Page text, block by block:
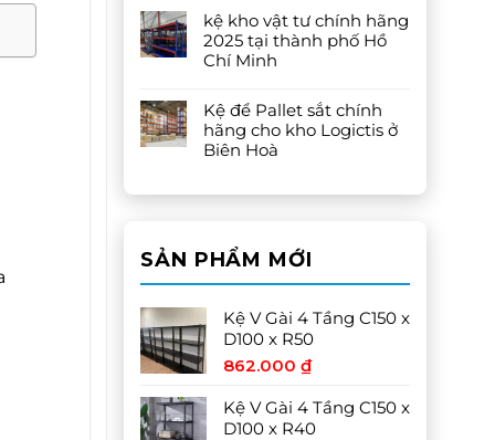
kệ kho vật tư chính hãng
2025 tại thành phố Hồ
Chí Minh
Kệ để Pallet sắt chính
hãng cho kho Logictis ở
Biên Hoà
SẢN PHẨM MỚI
Kệ V Gài 4 Tầng C150 x
D100 x R50
862.000 ₫
Kệ V Gài 4 Tầng C150 x
D100 x R40